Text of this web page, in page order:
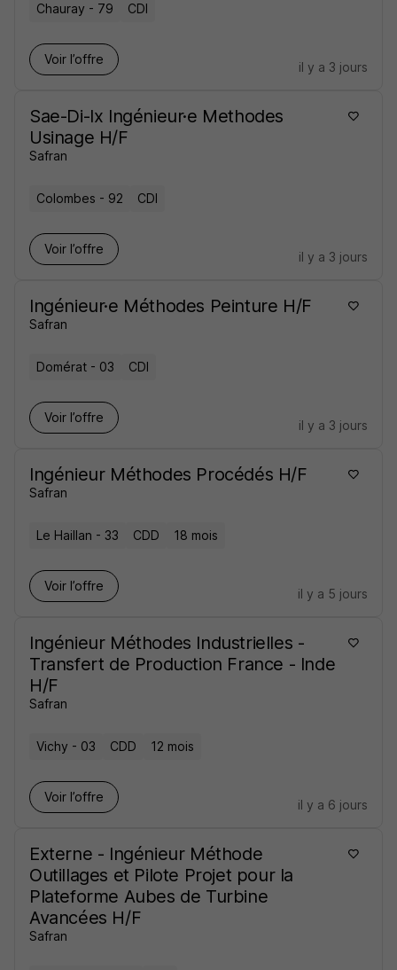
Chauray - 79 CDI
Voir l’offre
il y a 3 jours
Sae-Di-Ix Ingénieur·e Methodes
Usinage H/F
Safran
Colombes - 92 CDI
Voir l’offre
il y a 3 jours
Ingénieur·e Méthodes Peinture H/F
Safran
Domérat - 03 CDI
Voir l’offre
il y a 3 jours
Ingénieur Méthodes Procédés H/F
Safran
Le Haillan - 33 CDD 18 mois
Voir l’offre
il y a 5 jours
Ingénieur Méthodes Industrielles -
Transfert de Production France - Inde
H/F
Safran
Vichy - 03 CDD 12 mois
Voir l’offre
il y a 6 jours
Externe - Ingénieur Méthode
Outillages et Pilote Projet pour la
Plateforme Aubes de Turbine
Avancées H/F
Safran